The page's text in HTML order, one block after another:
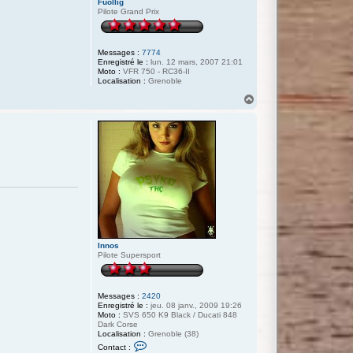
Fuollig
Pilote Grand Prix
Messages : 7774
Enregistré le : lun. 12 mars, 2007 21:01
Moto : VFR 750 - RC36-II
Localisation : Grenoble
Innos
Pilote Supersport
Messages : 2420
Enregistré le : jeu. 08 janv., 2009 19:26
Moto : SVS 650 K9 Black / Ducati 848
Dark Corse
Localisation : Grenoble (38)
Contact :